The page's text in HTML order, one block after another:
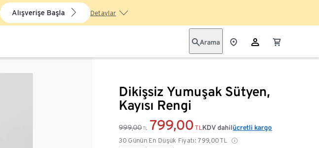
Alışverişe Başla Detaylar
Arama
Dikişsiz Yumuşak Sütyen,
Kayısı Rengi
999,00 TL 799,00 TL
30 Günün En Düşük Fiyatı: 799,00TL
KDV dahilücretli kargo